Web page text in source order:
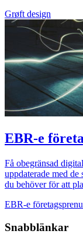
Grøft design
EBR-e
Få obegränsad
uppdaterade med
du behöver för att
EBR-e
Snabblänkar